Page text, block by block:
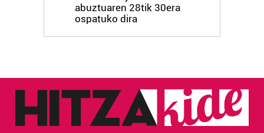
abuztuaren 28tik 30era
ospatuko dira